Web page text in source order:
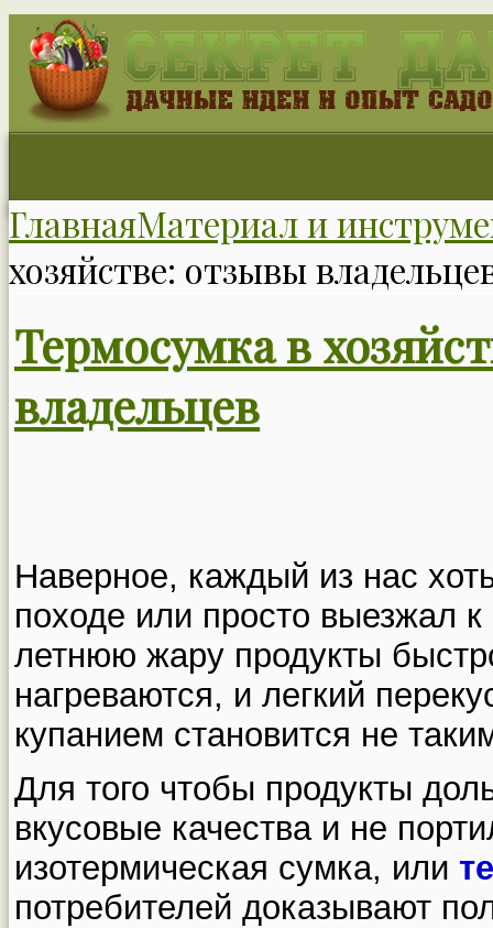
ГлавнаяМатериал и
хозяйстве: отзывы
Термосумка в
владельцев
Наверное, каждый из нас
походе или просто выезжал
летнюю жару продукты
нагреваются, и легкий
купанием становится не
Для того чтобы продукты
вкусовые качества и не
изотермическая сумка, или
потребителей доказывают